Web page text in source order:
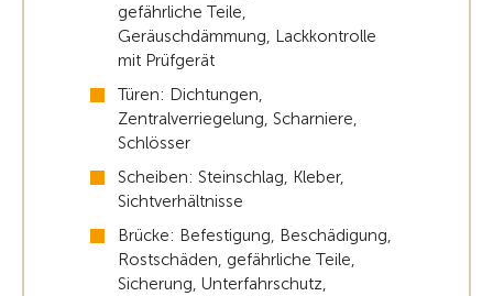
gefährliche Teile,
Geräuschdämmung, Lackkontrolle
mit Prüfgerät
Türen: Dichtungen,
Zentralverriegelung, Scharniere,
Schlösser
Scheiben: Steinschlag, Kleber,
Sichtverhältnisse
Brücke: Befestigung, Beschädigung,
Rostschäden, gefährliche Teile,
Sicherung, Unterfahrschutz,